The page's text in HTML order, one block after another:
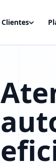
Clientes